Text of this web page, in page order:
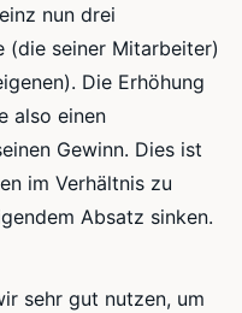
nun drei
(die seiner Mitarbeiter)
Die Erhöhung
also einen
Gewinn. Dies ist
im Verhältnis zu
Absatz sinken.
sehr gut nutzen, um